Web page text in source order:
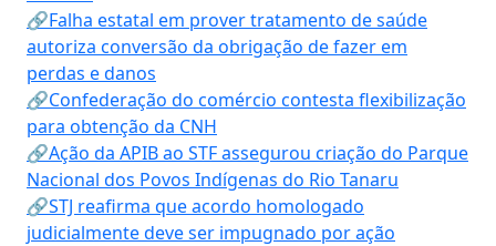
🔗Falha estatal em prover tratamento de saúde
autoriza conversão da obrigação de fazer em
perdas e danos
🔗Confederação do comércio contesta flexibilização
para obtenção da CNH
🔗Ação da APIB ao STF assegurou criação do Parque
Nacional dos Povos Indígenas do Rio Tanaru
🔗STJ reafirma que acordo homologado
judicialmente deve ser impugnado por ação